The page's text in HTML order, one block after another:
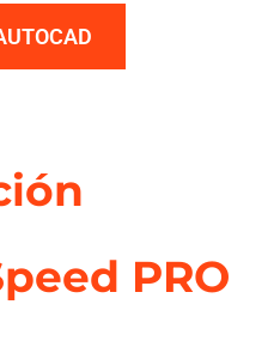
PRO